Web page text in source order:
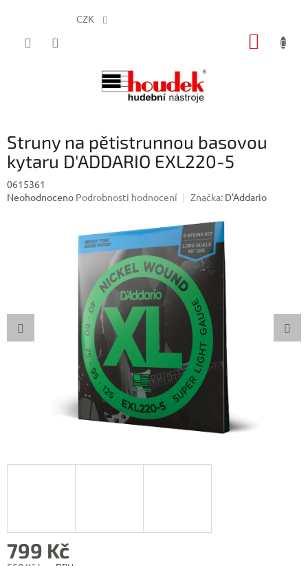
CZK
Struny na pětistrunnou basovou
kytaru D'ADDARIO EXL220-5
0615361
Průměrné
Neohodnoceno Podrobnosti hodnocení Značka: D'Addario
799 Kč